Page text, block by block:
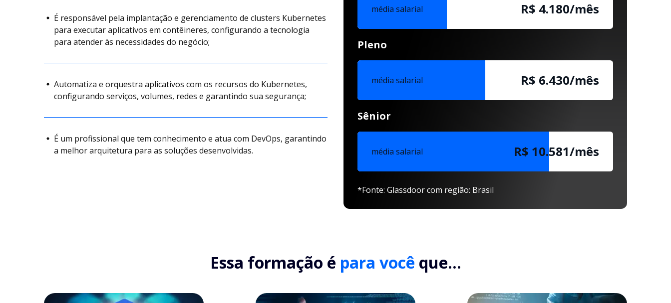
É responsável pela implantação e gerenciamento de clusters Kubernetes
para executar aplicativos em contêineres, configurando a tecnologia
para atender às necessidades do negócio;
Automatiza e orquestra aplicativos com os recursos do Kubernetes,
configurando serviços, volumes, redes e garantindo sua segurança;
É um profissional que tem conhecimento e atua com DevOps, garantindo
a melhor arquitetura para as soluções desenvolvidas.
média salarial R$ 4.180/mês
Pleno
média salarial R$ 6.430/mês
Sênior
média salarial R$ 10.581/mês
*Fonte: Glassdoor com região: Brasil
Essa formação é para você que...